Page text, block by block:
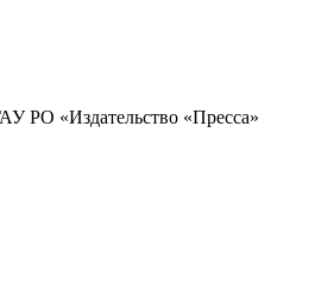
РО «Издательство «Пресса»